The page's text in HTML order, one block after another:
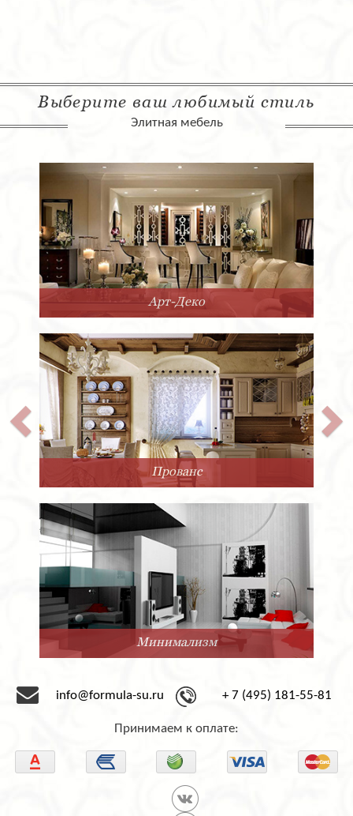
Выберите ваш любимый стиль
Элитная мебель
Арт-Деко
Прованс
Минимализм
info@formula-su.ru + 7 (495) 181-55-81
Принимаем к оплате: